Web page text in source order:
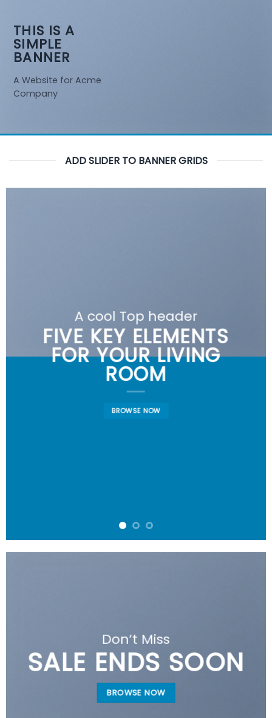
THIS IS A
SIMPLE
BANNER
A Website for Acme
Company
ADD SLIDER TO BANNER GRIDS
A cool Top header
FIVE KEY ELEMENTS
FOR YOUR LIVING
ROOM
BROWSE NOW
Don’t Miss
SALE ENDS SOON
BROWSE NOW